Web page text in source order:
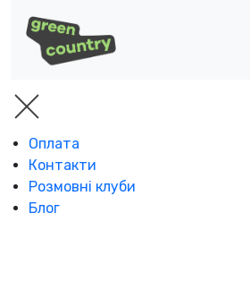
Оплата
Контакти
Розмовні клуби
Блог